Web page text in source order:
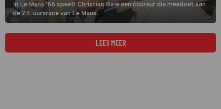
In Le Mans '66 speelt Christian Bale een coureur die meedoet aan
de 24-uursrace van Le Mans.
LEES MEER